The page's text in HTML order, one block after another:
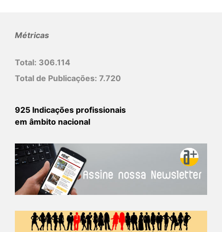
Métricas
Total: 306.114
Total de Publicações: 7.720
925 Indicações profissionais
em âmbito nacional